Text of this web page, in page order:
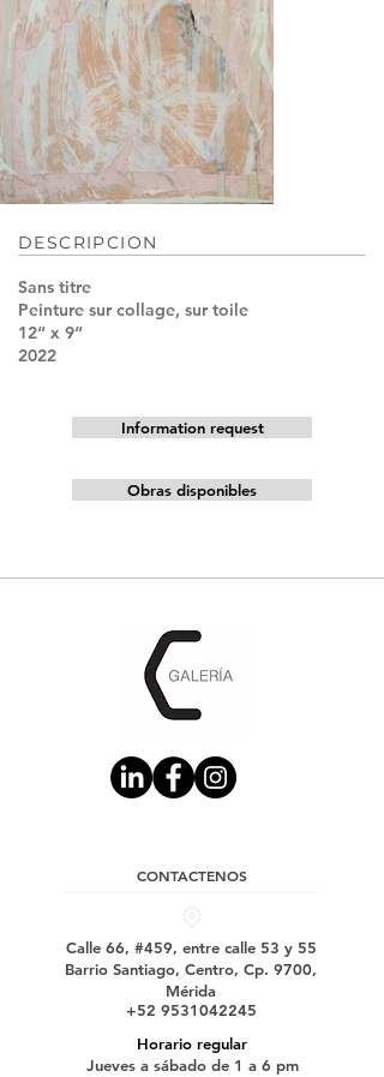
DESCRIPCION
Sans titre
Peinture sur collage, sur toile
12“ x 9“
2022
Information request
Obras disponibles
CONTACTENOS
Calle 66, #459, entre calle 53 y 55
Barrio Santiago, Centro, Cp. 9700,
Mérida
+52 9531042245
Horario regular
Jueves a sábado de 1 a 6 pm